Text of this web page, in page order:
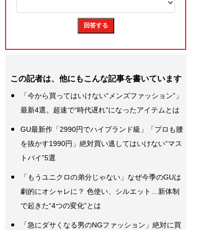
この記者は、他にもこんな記事を書いています
「今から買ってはいけない“メンズファッション”」
最新4選。超速で“時代遅れ”になったアイテムとは
GU最新作「2990円でハイブランド級」「プロも腰
を抜かす1990円」絶対買い逃してはいけない“マス
トバイ”5選
「もうユニクロの弟分じゃない」なぜ今季のGUは
劇的にオシャレに？ 色使い、シルエット…新体制
で起きた“4つの変化”とは
「急にダサくなる男のNGファッション」絶対に買